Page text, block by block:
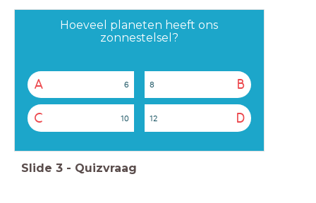
Hoeveel planeten heeft ons
zonnestelsel?
A 6 B
8
C 10 D
12
Slide 3 - Quizvraag